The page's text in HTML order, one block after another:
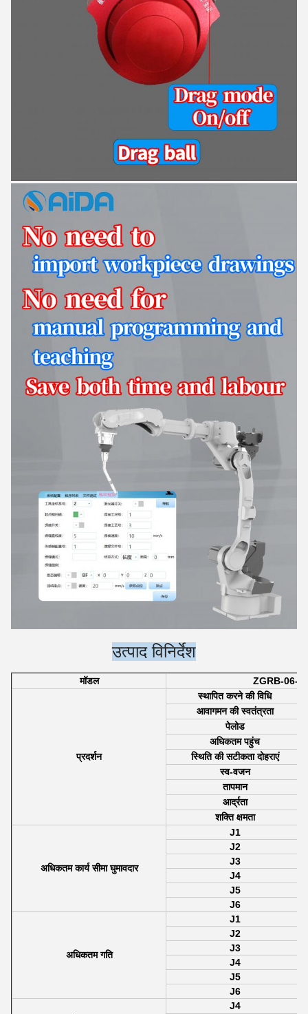
उत्पाद विनिर्देश
मॉडल ZGRB-06-
प्रदर्शन
स्थापित करने की विधि
आवागमन की स्वतंत्रता
पेलोड
अधिकतम पहुंच
स्थिति की सटीकता दोहराएं
स्व-वजन
तापमान
आर्द्रता
शक्ति क्षमता
अधिकतम कार्य सीमा घुमावदार
J1
J2
J3
J4
J5
J6
अधिकतम गति
J1
J2
J3
J4
J5
J6
J4